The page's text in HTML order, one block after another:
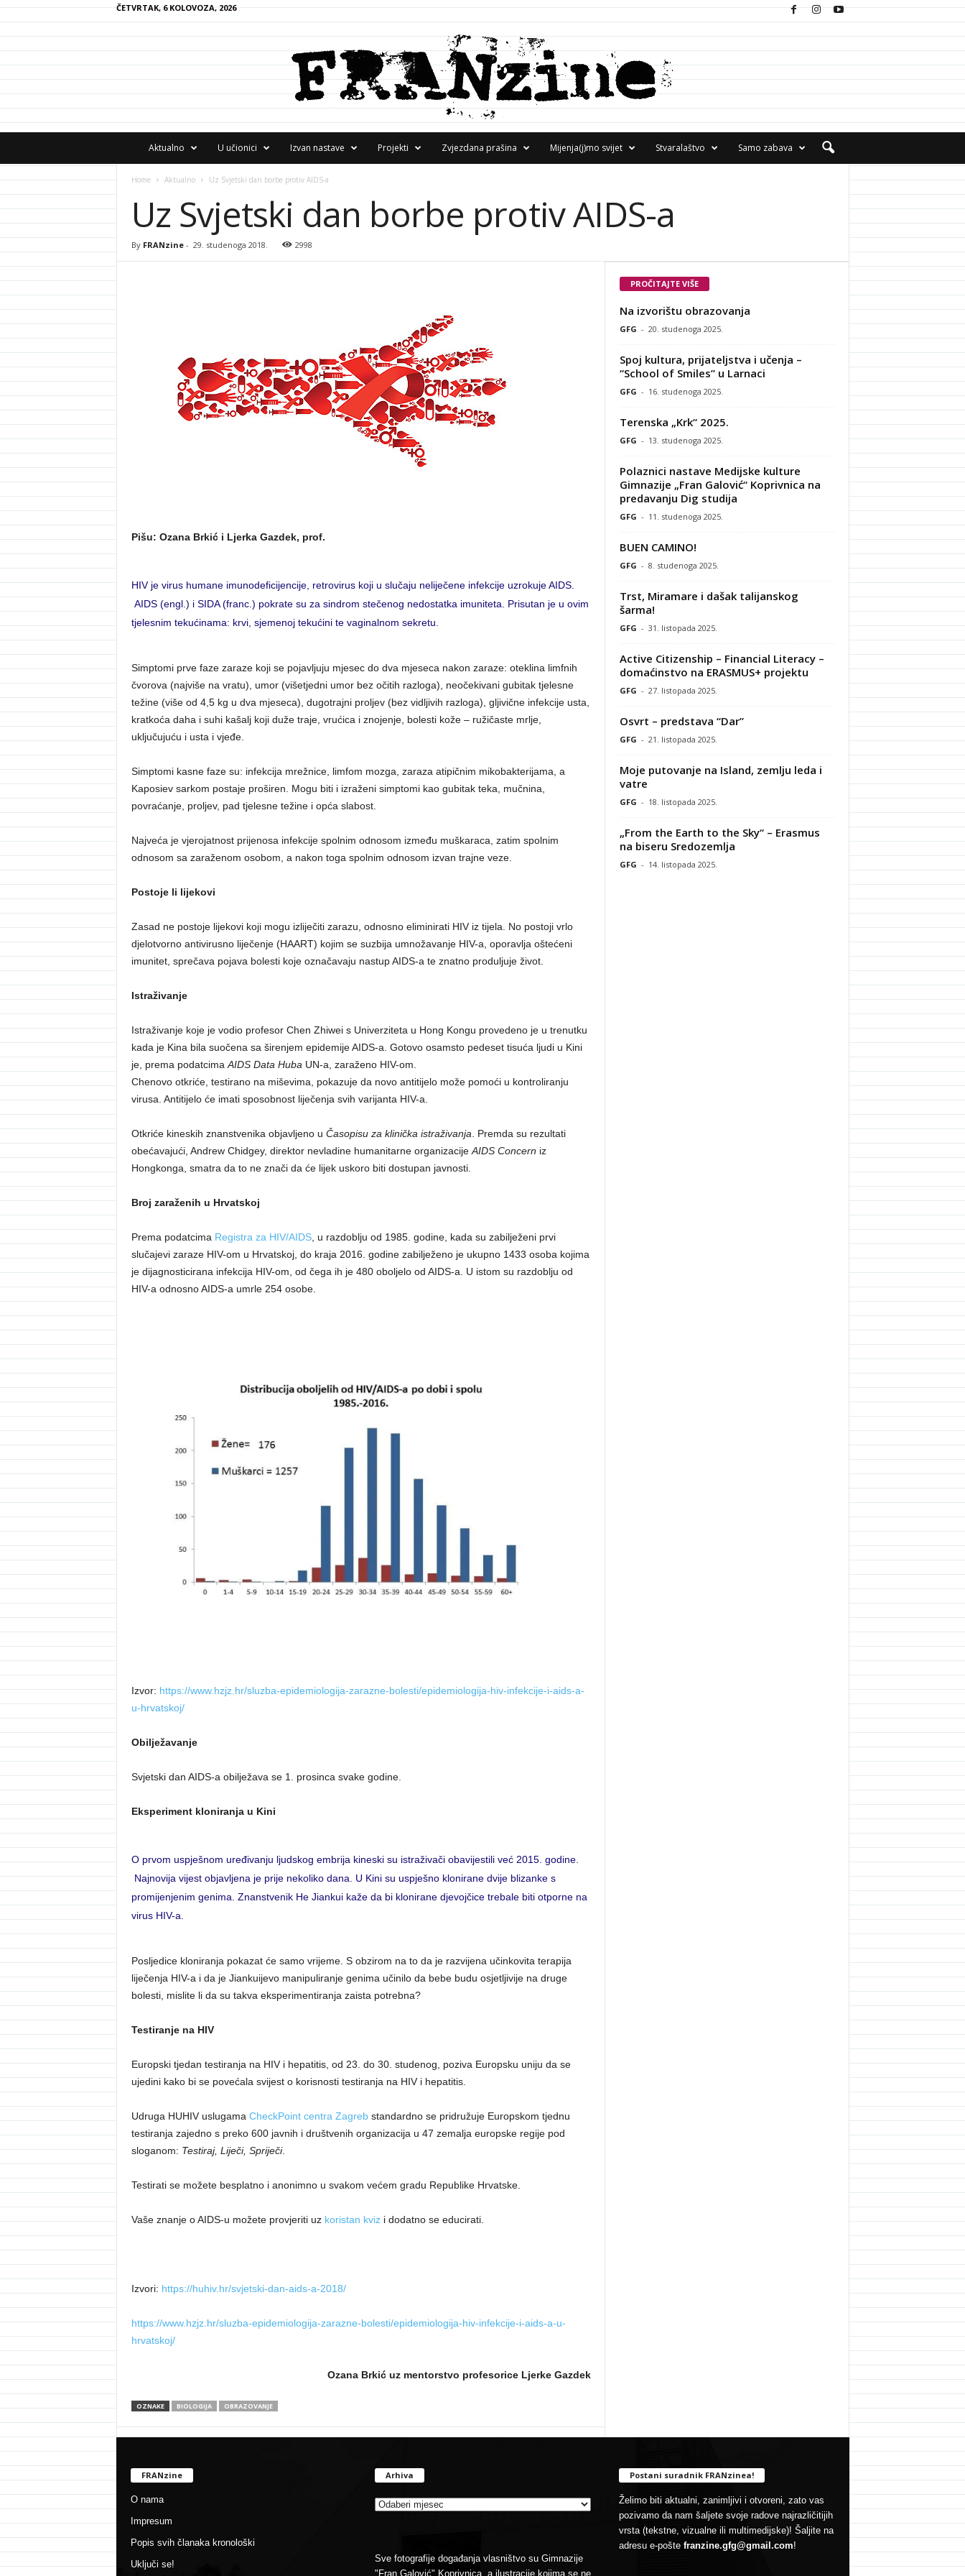
ČETVRTAK, 6 KOLOVOZA, 2026
A
Aktualno U učionici Izvan nastave Projekti Zvjezdana prašina Mijenja(j)mo svijet Stvaralaštvo Samo zabava
Home Aktualno Uz Svjetski dan borbe protiv AIDS-a
Uz Svjetski dan borbe protiv AIDS-a
By FRANzine- 29. studenoga 2018. 2998
Pišu: Ozana Brkić i Ljerka Gazdek, prof.
HIV je virus humane imunodeficijencije, retrovirus koji u slučaju neliječene infekcije uzrokuje AIDS.
AIDS (engl.) i SIDA (franc.) pokrate su za sindrom stečenog nedostatka imuniteta. Prisutan je u ovim
tjelesnim tekućinama: krvi, sjemenoj tekućini te vaginalnom sekretu.
Simptomi prve faze zaraze koji se pojavljuju mjesec do dva mjeseca nakon zaraze: oteklina limfnih
čvorova (najviše na vratu), umor (višetjedni umor bez očitih razloga), neočekivani gubitak tjelesne
težine (više od 4,5 kg u dva mjeseca), dugotrajni proljev (bez vidljivih razloga), gljivične infekcije usta,
kratkoća daha i suhi kašalj koji duže traje, vrućica i znojenje, bolesti kože – ružičaste mrlje,
uključujuću i usta i vjeđe.
Simptomi kasne faze su: infekcija mrežnice, limfom mozga, zaraza atipičnim mikobakterijama, a
Kaposiev sarkom postaje proširen. Mogu biti i izraženi simptomi kao gubitak teka, mučnina,
povraćanje, proljev, pad tjelesne težine i opća slabost.
Najveća je vjerojatnost prijenosa infekcije spolnim odnosom između muškaraca, zatim spolnim
odnosom sa zaraženom osobom, a nakon toga spolnim odnosom izvan trajne veze.
Postoje li lijekovi
Zasad ne postoje lijekovi koji mogu izliječiti zarazu, odnosno eliminirati HIV iz tijela. No postoji vrlo
djelotvorno antivirusno liječenje (HAART) kojim se suzbija umnožavanje HIV-a, oporavlja oštećeni
imunitet, sprečava pojava bolesti koje označavaju nastup AIDS-a te znatno produljuje život.
Istraživanje
Istraživanje koje je vodio profesor Chen Zhiwei s Univerziteta u Hong Kongu provedeno je u trenutku
kada je Kina bila suočena sa širenjem epidemije AIDS-a. Gotovo osamsto pedeset tisuća ljudi u Kini
je, prema podatcima AIDS Data Huba UN-a, zaraženo HIV-om.
Chenovo otkriće, testirano na miševima, pokazuje da novo antitijelo može pomoći u kontroliranju
virusa. Antitijelo će imati sposobnost liječenja svih varijanta HIV-a.
Otkriće kineskih znanstvenika objavljeno u Časopisu za klinička istraživanja . Premda su rezultati
obećavajući, Andrew Chidgey, direktor nevladine humanitarne organizacije AIDS Concern iz
Hongkonga, smatra da to ne znači da će lijek uskoro biti dostupan javnosti.
Broj zaraženih u Hrvatskoj
Prema podatcima Registra za HIV/AIDS, u razdoblju od 1985. godine, kada su zabilježeni prvi
slučajevi zaraze HIV-om u Hrvatskoj, do kraja 2016. godine zabilježeno je ukupno 1433 osoba kojima
je dijagnosticirana infekcija HIV-om, od čega ih je 480 oboljelo od AIDS-a. U istom su razdoblju od
HIV-a odnosno AIDS-a umrle 254 osobe.
Izvor: https://www.hzjz.hr/sluzba-epidemiologija-zarazne-bolesti/epidemiologija-hiv-infekcije-i-aids-a-
u-hrvatskoj/
Obilježavanje
Svjetski dan AIDS-a obilježava se 1. prosinca svake godine.
Eksperiment kloniranja u Kini
O prvom uspješnom uređivanju ljudskog embrija kineski su istraživači obavijestili već 2015. godine.
Najnovija vijest objavljena je prije nekoliko dana. U Kini su uspješno klonirane dvije blizanke s
promijenjenim genima. Znanstvenik He Jiankui kaže da bi klonirane djevojčice trebale biti otporne na
virus HIV-a.
Posljedice kloniranja pokazat će samo vrijeme. S obzirom na to da je razvijena učinkovita terapija
liječenja HIV-a i da je Jiankuijevo manipuliranje genima učinilo da bebe budu osjetljivije na druge
bolesti, mislite li da su takva eksperimentiranja zaista potrebna?
Testiranje na HIV
Europski tjedan testiranja na HIV i hepatitis, od 23. do 30. studenog, poziva Europsku uniju da se
ujedini kako bi se povećala svijest o korisnosti testiranja na HIV i hepatitis.
Udruga HUHIV uslugama CheckPoint centra Zagrebstandardno se pridružuje Europskom tjednu
testiranja zajedno s preko 600 javnih i društvenih organizacija u 47 zemalja europske regije pod
sloganom: Testiraj, Liječi, Spriječi.
Testirati se možete besplatno i anonimno u svakom većem gradu Republike Hrvatske.
Vaše znanje o AIDS-u možete provjeriti uz koristan kvizi dodatno se educirati.
Izvori: https://huhiv.hr/svjetski-dan-aids-a-2018/
https://www.hzjz.hr/sluzba-epidemiologija-zarazne-bolesti/epidemiologija-hiv-infekcije-i-aids-a-u-
hrvatskoj/
Ozana Brkić uz mentorstvo profesorice Ljerke Gazdek
OZNAKE BIOLOGIJA OBRAZOVANJE
PROČITAJTE VIŠE
Na izvorištu obrazovanja
GFG - 20. studenoga 2025.
Spoj kultura, prijateljstva i učenja –
“School of Smiles” u Larnaci
GFG - 16. studenoga 2025.
Terenska „Krk“ 2025.
GFG - 13. studenoga 2025.
Polaznici nastave Medijske kulture
Gimnazije „Fran Galović“ Koprivnica na
predavanju Dig studija
GFG - 11. studenoga 2025.
BUEN CAMINO!
GFG - 8. studenoga 2025.
Trst, Miramare i dašak talijanskog
šarma!
GFG - 31. listopada 2025.
Active Citizenship – Financial Literacy –
domaćinstvo na ERASMUS+ projektu
GFG - 27. listopada 2025.
Osvrt – predstava “Dar”
GFG - 21. listopada 2025.
Moje putovanje na Island, zemlju leda i
vatre
GFG - 18. listopada 2025.
„From the Earth to the Sky“ – Erasmus
na biseru Sredozemlja
GFG - 14. listopada 2025.
FRANzine
O nama
Impresum
Popis svih članaka kronološki
Uključi se!
Arhiva
Sve fotografije događanja vlasništvo su Gimnazije
"Fran Galović" Koprivnica, a ilustracije kojima se ne
Postani suradnik FRANzinea!
Želimo biti aktualni, zanimljivi i otvoreni, zato vas
pozivamo da nam šaljete svoje radove najrazličitijih
vrsta (tekstne, vizualne ili multimedijske)! Šaljite na
adresu e-pošte franzine.gfg@gmail.com!